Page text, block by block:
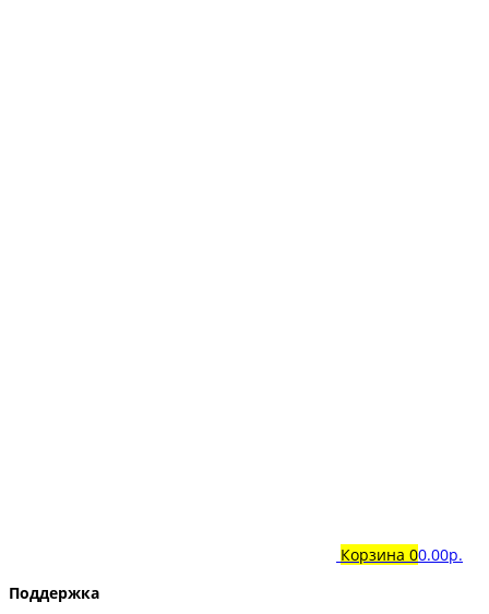
Корзина 00.00р.
Поддержка